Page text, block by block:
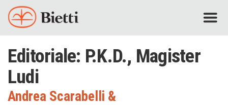
Editoriale: P.K.D., Magister
Ludi
Andrea Scarabelli &